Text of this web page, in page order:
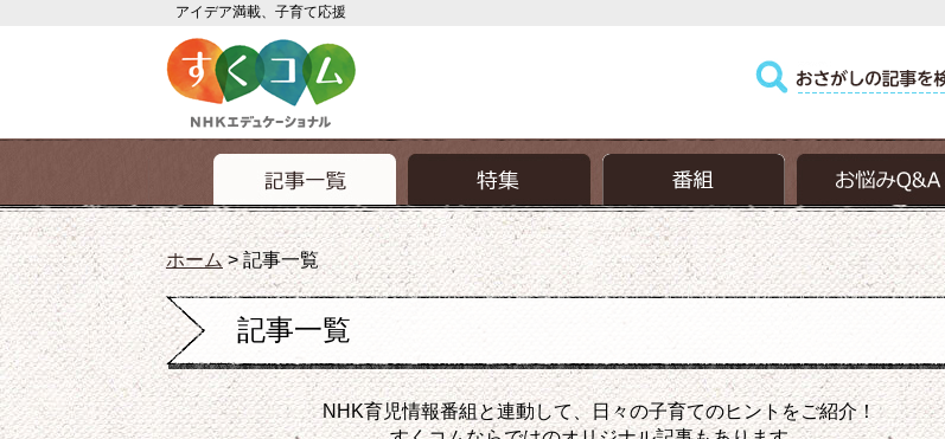
アイデア満載、子育て応援
ホーム>記事一覧
記事一覧
NHK育児情報番組と連動して、日々の子育てのヒントをご紹介！